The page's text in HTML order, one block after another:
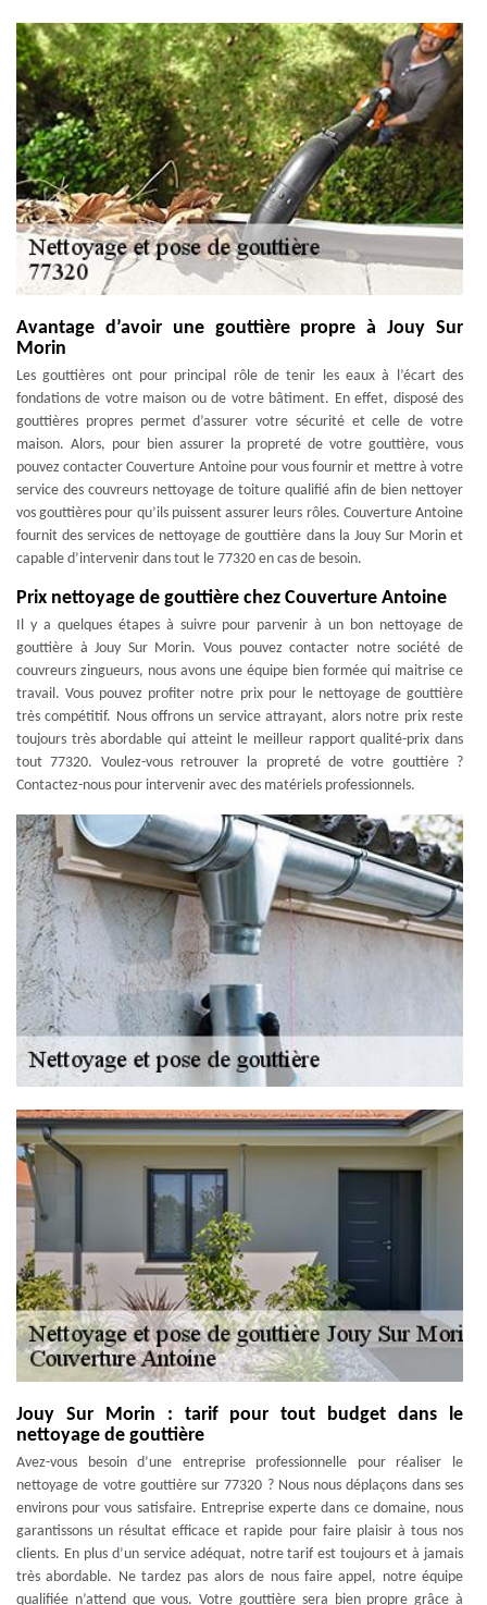
Avantage d’avoir une gouttière propre à Jouy Sur
Morin
Les gouttières ont pour principal rôle de tenir les eaux à l’écart des
fondations de votre maison ou de votre bâtiment. En effet, disposé des
gouttières propres permet d’assurer votre sécurité et celle de votre
maison. Alors, pour bien assurer la propreté de votre gouttière, vous
pouvez contacter Couverture Antoine pour vous fournir et mettre à votre
service des couvreurs nettoyage de toiture qualifié afin de bien nettoyer
vos gouttières pour qu’ils puissent assurer leurs rôles. Couverture Antoine
fournit des services de nettoyage de gouttière dans la Jouy Sur Morin et
capable d’intervenir dans tout le 77320 en cas de besoin.
Prix nettoyage de gouttière chez Couverture Antoine
Il y a quelques étapes à suivre pour parvenir à un bon nettoyage de
gouttière à Jouy Sur Morin. Vous pouvez contacter notre société de
couvreurs zingueurs, nous avons une équipe bien formée qui maitrise ce
travail. Vous pouvez profiter notre prix pour le nettoyage de gouttière
très compétitif. Nous offrons un service attrayant, alors notre prix reste
toujours très abordable qui atteint le meilleur rapport qualité-prix dans
tout 77320. Voulez-vous retrouver la propreté de votre gouttière ?
Contactez-nous pour intervenir avec des matériels professionnels.
Jouy Sur Morin : tarif pour tout budget dans le
nettoyage de gouttière
Avez-vous besoin d’une entreprise professionnelle pour réaliser le
nettoyage de votre gouttière sur 77320 ? Nous nous déplaçons dans ses
environs pour vous satisfaire. Entreprise experte dans ce domaine, nous
garantissons un résultat efficace et rapide pour faire plaisir à tous nos
clients. En plus d’un service adéquat, notre tarif est toujours et à jamais
très abordable. Ne tardez pas alors de nous faire appel, notre équipe
qualifiée n’attend que vous. Votre gouttière sera bien propre grâce à